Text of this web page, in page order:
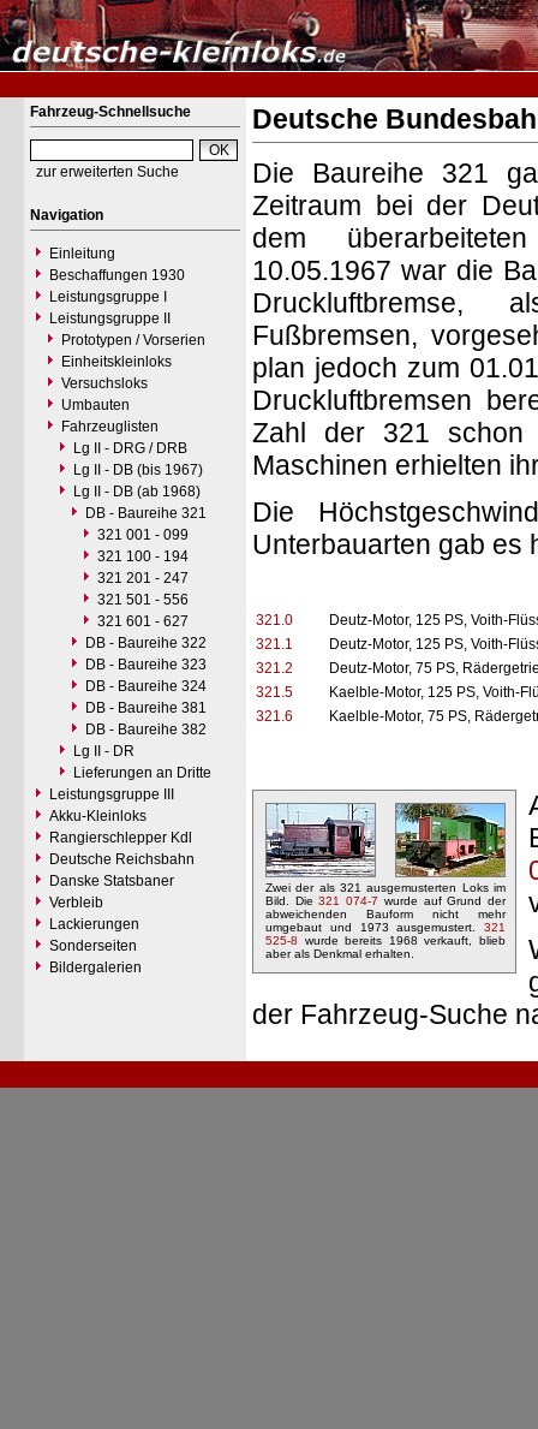
Fahrzeug-Schnellsuche
zur erweiterten Suche
Navigation
Einleitung
Beschaffungen 1930
Leistungsgruppe I
Leistungsgruppe II
Prototypen / Vorserien
Einheitskleinloks
Versuchsloks
Umbauten
Fahrzeuglisten
Lg II - DRG / DRB
Lg II - DB (bis 1967)
Lg II - DB (ab 1968)
DB - Baureihe 321
321 001 - 099
321 100 - 194
321 201 - 247
321 501 - 556
321 601 - 627
DB - Baureihe 322
DB - Baureihe 323
DB - Baureihe 324
DB - Baureihe 381
DB - Baureihe 382
Lg II - DR
Lieferungen an Dritte
Leistungsgruppe III
Akku-Kleinloks
Rangierschlepper Kdl
Deutsche Reichsbahn
Danske Statsbaner
Verbleib
Lackierungen
Sonderseiten
Bildergalerien
Deutsche
Die Baureihe 321
Zeitraum bei der
dem
10.05.1967 war die
Fußbremsen,
plan jedoch zum
Druckluftbremsen
Zahl der 321 schon
Maschinen erhielten
Die
Unterbauarten gab es
321.0
Deutz-Motor, 125 PS, Voith-
321.1
Deutz-Motor, 125 PS, Voith-
321.2
Deutz-Motor, 75 PS,
321.5
Kaelble-Motor, 125 PS, Voith-
321.6
Kaelble-Motor, 75 PS,
Zwei der als 321 ausgemusterten Loks im
Bild. Die321 074-7 wurde auf Grund der
abweichenden Bauform nicht mehr
umgebaut und 1973 ausgemustert. 321
525-8 wurde bereits 1968 verkauft, blieb
aber als Denkmal erhalten.
der Fahrzeug-Suche